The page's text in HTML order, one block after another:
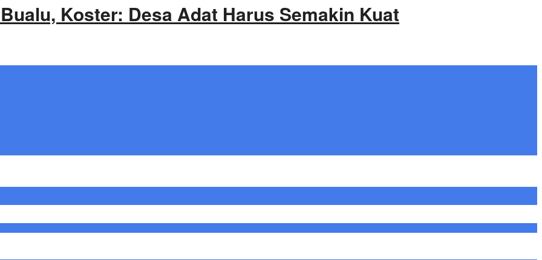
Koster: Desa Adat Harus Semakin Kuat